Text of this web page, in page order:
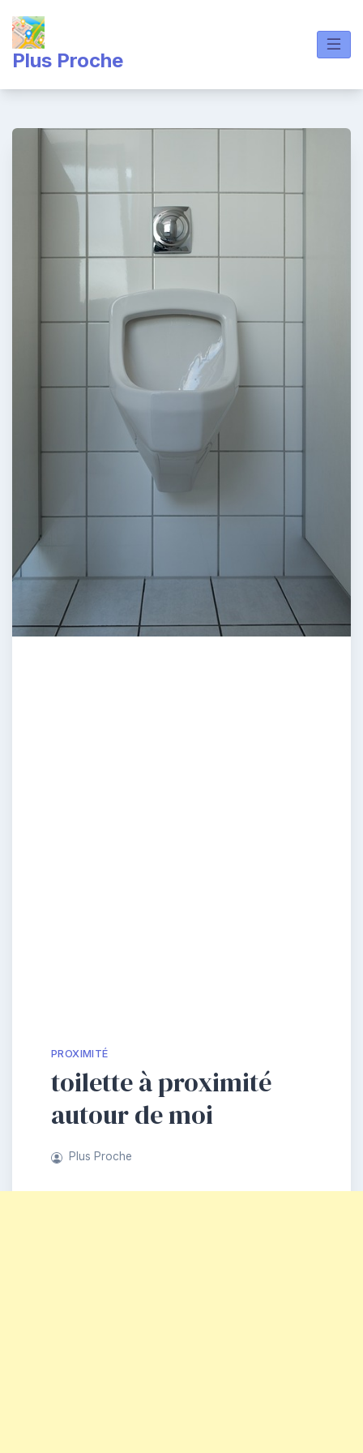
content
Plus Proche
PROXIMITÉ
toilette à proximité
autour de moi
Plus Proche